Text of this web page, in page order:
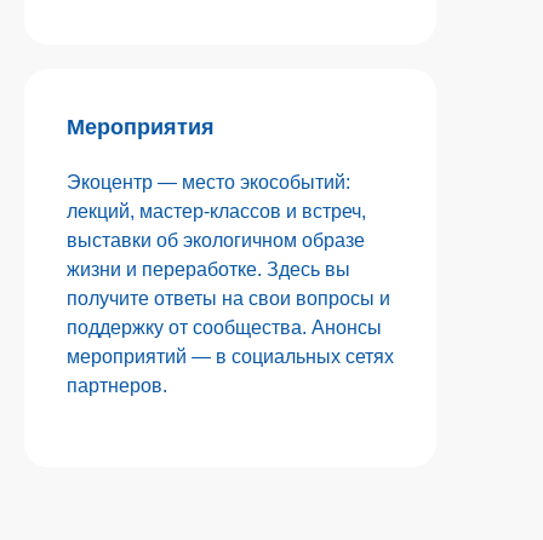
Мероприятия
Экоцентр — место экособытий:
лекций, мастер-классов и встреч,
выставки об экологичном образе
жизни и переработке. Здесь вы
получите ответы на свои вопросы и
поддержку от сообщества. Анонсы
мероприятий — в социальных сетях
партнеров.